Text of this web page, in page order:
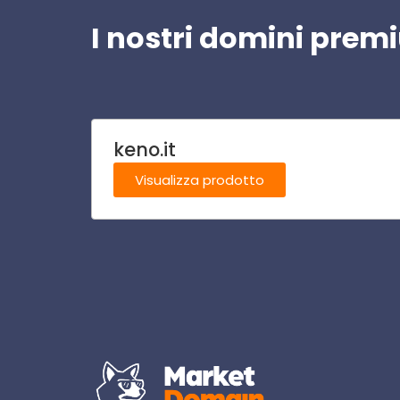
I nostri domini
keno.it
Visualizza prodotto